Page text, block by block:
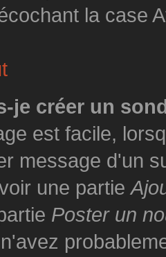
la case
je créer un
est facile,
message d'un
une partie
Poster un